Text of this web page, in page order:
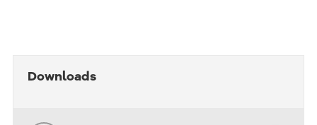
Downloads